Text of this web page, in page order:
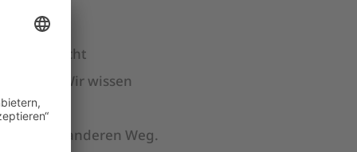
ist nicht
Wir wissen
einen anderen Weg.